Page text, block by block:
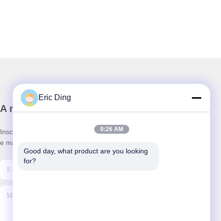
A nossa newsletter
Inscreva-se no nosso boletim informativo para obter descontos
e mais.
Eric Ding
9:26 AM
Good day, what product are you looking
for?